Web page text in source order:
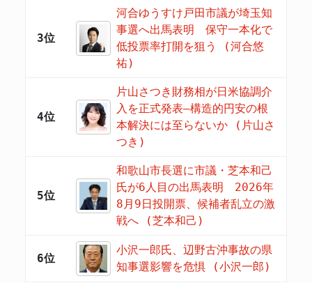
3位
河合ゆうすけ戸田市議が埼玉知
事選へ出馬表明 保守一本化で
低投票率打開を狙う (河合悠
祐)
4位
片山さつき財務相が日米協調介
入を正式発表―構造的円安の根
本解決には至らないか (片山さ
つき)
5位
和歌山市長選に市議・芝本和己
氏が6人目の出馬表明 2026年
8月9日投開票、候補者乱立の激
戦へ (芝本和己)
6位
小沢一郎氏、辺野古沖事故の県
知事選影響を危惧 (小沢一郎)